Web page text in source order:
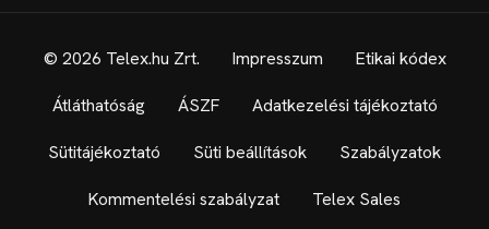
© 2026 Telex.hu Zrt. Impresszum Etikai kódex
Átláthatóság ÁSZF Adatkezelési tájékoztató
Sütitájékoztató Süti beállítások Szabályzatok
Kommentelési szabályzat Telex Sales